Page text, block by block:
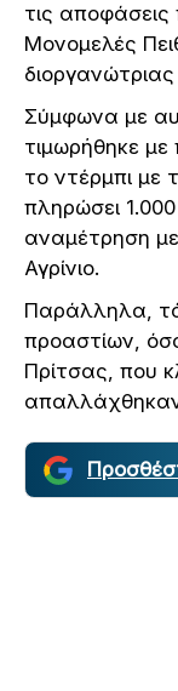
τις
Μονομελές
Σύμφωνα με
τιμωρήθηκε
το ντέρμπι με
πληρώσει
αναμέτρηση
Αγρίνιο.
Παράλληλα,
προαστίων,
Πρίτσας, που